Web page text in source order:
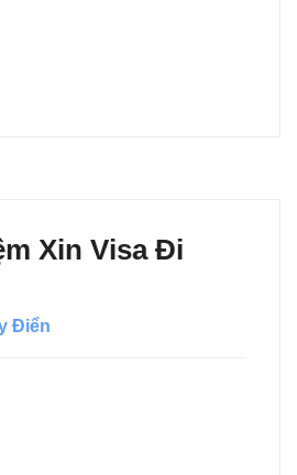
Xin Visa Đi
Điển